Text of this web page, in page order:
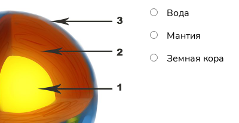
Вода
Мантия
Земная кора